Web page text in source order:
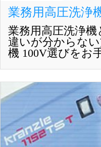
業務用高圧洗浄
業務用高圧洗浄
違いが分からな
機 100V選びをお